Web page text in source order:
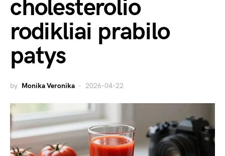
cholesterolio
rodikliai prabilo
patys
by Monika Veronika 2026-04-22